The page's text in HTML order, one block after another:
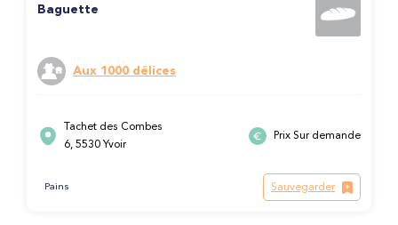
Baguette
Aux 1000 délices
Tachet des Combes
6, 5530 Yvoir
Prix Sur demande
Pains Sauvegarder